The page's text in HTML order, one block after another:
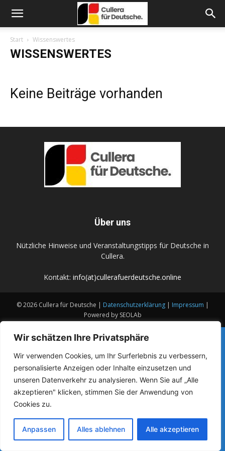
Wir schätzen Ihre Privatsphäre
Wir verwenden Cookies, um Ihr Surferlebnis zu verbessern,
personalisierte Anzeigen oder Inhalte einzusetzen und
unseren Datenverkehr zu analysieren. Wenn Sie auf „Alle
akzeptieren" klicken, stimmen Sie der Anwendung von
Cookies zu.
Anpassen Alles ablehnen Alle akzeptieren
Start Wissenswertes
WISSENSWERTES
Keine Beiträge vorhanden
Über uns
Nützliche Hinweise und Veranstaltungstipps für Deutsche in
Cullera.
Kontakt: info(at)cullerafuerdeutsche.online
© 2026 Cullera für Deutsche | Datenschutzerklärung | Impressum |
Powered by SEOLAb